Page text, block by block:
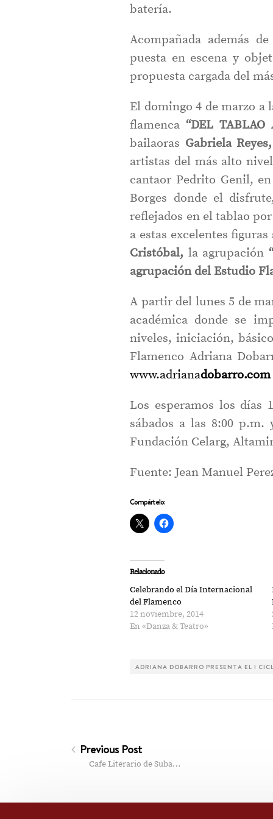
batería.
Acompañada además
puesta en escena y
propuesta cargada del
El domingo 4 de marzo a
flamenca“DEL TABLAO
bailaoras Gabriela
artistas del más alto
cantaor Pedrito Genil,
Borges donde el
reflejados en el tablao
a estas excelentes
Cristóbal, la agrupación
agrupación del Estudio
A partir del lunes 5 de
académica donde se
niveles, iniciación,
Flamenco Adriana
www.adrianadobarro.com
Los esperamos los días
sábados a las 8:00
Fundación Celarg,
Fuente: Jean Manuel
Compártelo:
Relacionado
Celebrando el Día Internacional
del Flamenco
12 noviembre, 2014
En «Danza & Teatro»
ADRIANA DOBARRO PRESENTA EL I
Previous Post
Cafe Literario de Suba…